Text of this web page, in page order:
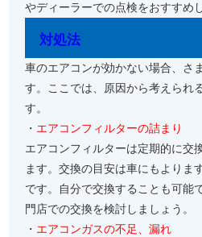
やディーラーでの点検をおすすめ
対処法
車のエアコンが効かない場合、さ
す。ここでは、原因から考えられ
す。
・ エアコンフィルターの詰まり
エアコンフィルターは定期的に交
ます。交換の目安は車にもよりま
です。自分で交換することも可能
門店での交換を検討しましょう。
・ エアコンガスの不足、漏れ